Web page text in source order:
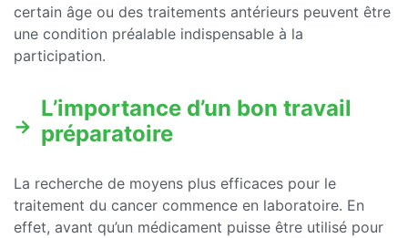
certain âge ou des traitements antérieurs peuvent être
une condition préalable indispensable à la
participation.
L’importance d’un bon travail
préparatoire
La recherche de moyens plus efficaces pour le
traitement du cancer commence en laboratoire. En
effet, avant qu’un médicament puisse être utilisé pour